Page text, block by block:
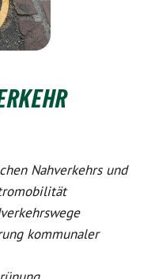
Nahverkehrs und
kommunaler